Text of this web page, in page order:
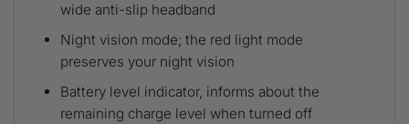
wide anti-slip headband
Night vision mode; the red light mode
preserves your night vision
Battery level indicator, informs about the
remaining charge level when turned off